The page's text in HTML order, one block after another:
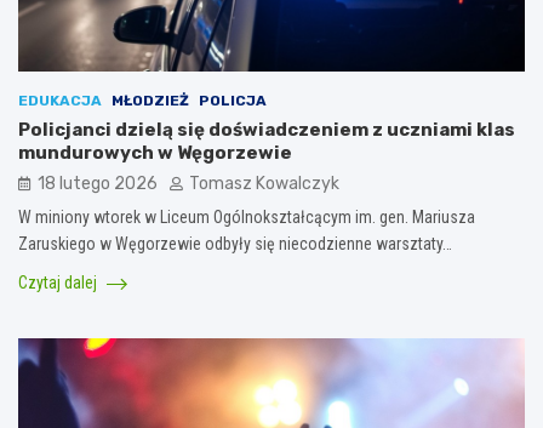
EDUKACJA MŁODZIEŻ POLICJA
Policjanci dzielą się doświadczeniem z uczniami klas
mundurowych w Węgorzewie
18 lutego 2026 Tomasz Kowalczyk
W miniony wtorek w Liceum Ogólnokształcącym im. gen. Mariusza
Zaruskiego w Węgorzewie odbyły się niecodzienne warsztaty…
Czytaj dalej